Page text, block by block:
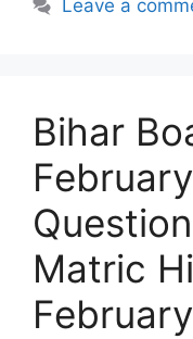
Leave a
Bihar
Matric